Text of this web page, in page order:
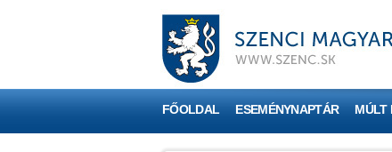
FŐOLDAL ESEMÉNYNAPTÁR MÚLT